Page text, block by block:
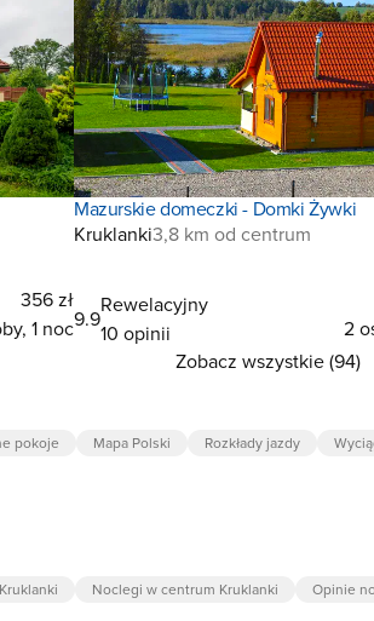
356 zł
1 noc
Mazurskie domeczki - Domki Żywki
Kruklanki3,8 km od centrum
9.9
Rewelacyjny
10 opinii
2
Zobacz wszystkie (94)
pokoje Mapa Polski Rozkłady jazdy
Noclegi w centrum Kruklanki Opinie